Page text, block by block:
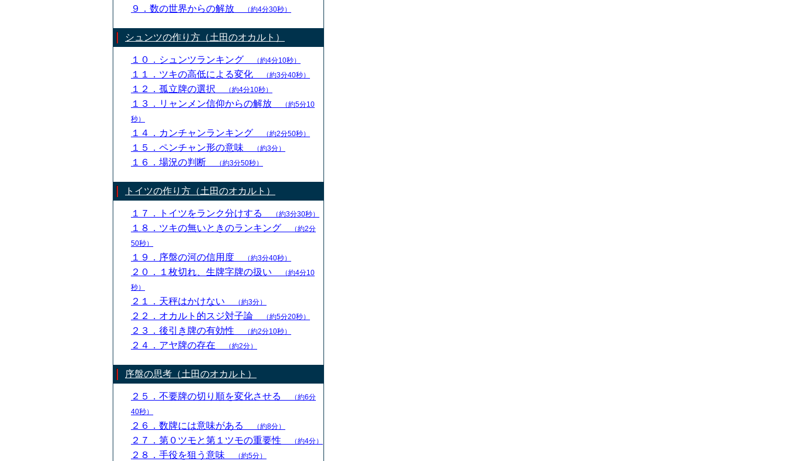
９．数の世界からの解放 （約4分30秒）
シュンツの作り方（土田のオカルト）
１０．シュンツランキング （約4分10秒）
１１．ツキの高低による変化 （約3分40秒）
１２．孤立牌の選択 （約4分10秒）
１３．リャンメン信仰からの解放
（約5分10
秒）
１４．カンチャンランキング （約2分50秒）
１５．ペンチャン形の意味 （約3分）
１６．場況の判断 （約3分50秒）
トイツの作り方（土田のオカルト）
１７．トイツをランク分けする （約3分30秒）
１８．ツキの無いときのランキング
（約2分
50秒）
１９．序盤の河の信用度 （約3分40秒）
２０．１枚切れ、生牌字牌の扱い
（約4分10
秒）
２１．天秤はかけない （約3分）
２２．オカルト的スジ対子論 （約5分20秒）
２３．後引き牌の有効性 （約2分10秒）
２４．アヤ牌の存在 （約2分）
序盤の思考（土田のオカルト）
２５．不要牌の切り順を変化させる
（約6分
40秒）
２６．数牌には意味がある （約8分）
２７．第０ツモと第１ツモの重要性 （約4分）
２８．手役を狙う意味 （約5分）